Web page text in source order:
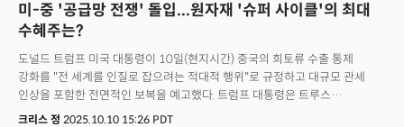
미-중 '공급망 전쟁' 돌입...원자재 '슈퍼 사이클'의 최대
수혜주는?
도널드 트럼프 미국 대통령이 10일(현지시간) 중국의 희토류 수출 통제
강화를 "전 세계를 인질로 잡으려는 적대적 행위"로 규정하고 대규모 관세
인상을 포함한 전면적인 보복을 예고했다. 트럼프 대통령은 트루스
소셜미디어를 통해 공개한 장문의 성명에서 시진핑 중국 국가주석과 예정된
크리스 정 2025.10.10 15:26 PDT